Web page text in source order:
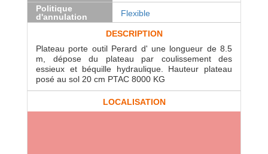
Politique
d'annulation
Flexible
DESCRIPTION
Plateau porte outil Perard d' une longueur de 8.5
m, dépose du plateau par coulissement des
essieux et béquille hydraulique. Hauteur plateau
posé au sol 20 cm PTAC 8000 KG
LOCALISATION